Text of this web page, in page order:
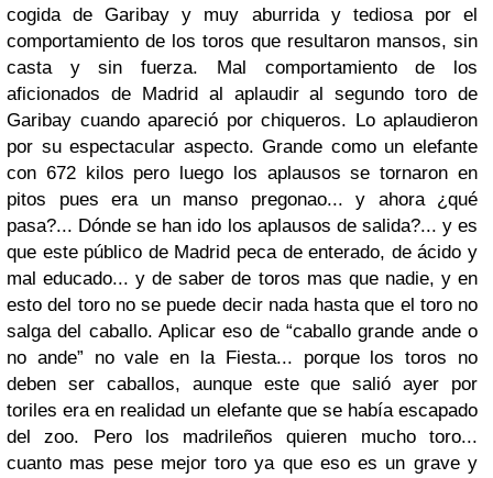
cogida de Garibay y muy aburrida y tediosa por el
comportamiento de los toros que resultaron mansos, sin
casta y sin fuerza. Mal comportamiento de los
aficionados de Madrid al aplaudir al segundo toro de
Garibay cuando apareció por chiqueros. Lo aplaudieron
por su espectacular aspecto. Grande como un elefante
con 672 kilos pero luego los aplausos se tornaron en
pitos pues era un manso pregonao... y ahora ¿qué
pasa?... Dónde se han ido los aplausos de salida?... y es
que este público de Madrid peca de enterado, de ácido y
mal educado... y de saber de toros mas que nadie, y en
esto del toro no se puede decir nada hasta que el toro no
salga del caballo. Aplicar eso de “caballo grande ande o
no ande” no vale en la Fiesta... porque los toros no
deben ser caballos, aunque este que salió ayer por
toriles era en realidad un elefante que se había escapado
del zoo. Pero los madrileños quieren mucho toro...
cuanto mas pese mejor toro ya que eso es un grave y